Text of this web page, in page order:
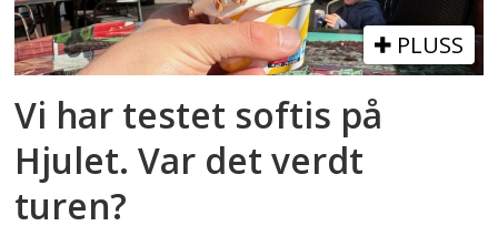
PLUSS
Vi har testet softis på
Hjulet. Var det verdt
turen?